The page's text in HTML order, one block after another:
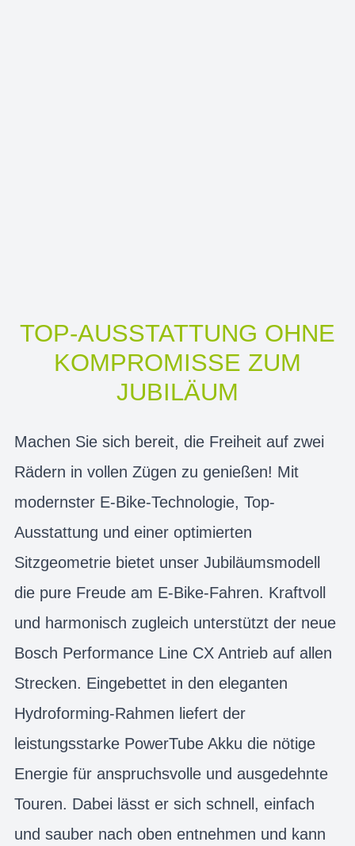
TOP-AUSSTATTUNG OHNE
KOMPROMISSE ZUM
JUBILÄUM
Machen Sie sich bereit, die Freiheit auf zwei
Rädern in vollen Zügen zu genießen! Mit
modernster E-Bike-Technologie, Top-
Ausstattung und einer optimierten
Sitzgeometrie bietet unser Jubiläumsmodell
die pure Freude am E-Bike-Fahren. Kraftvoll
und harmonisch zugleich unterstützt der neue
Bosch Performance Line CX Antrieb auf allen
Strecken. Eingebettet in den eleganten
Hydroforming-Rahmen liefert der
leistungsstarke PowerTube Akku die nötige
Energie für anspruchsvolle und ausgedehnte
Touren. Dabei lässt er sich schnell, einfach
und sauber nach oben entnehmen und kann